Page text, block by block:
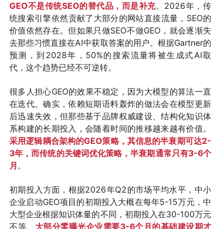
GEO不是传统SEO的替代品，而是补充。2026年，传
统搜索引擎依然贡献了大部分的网站直接流量，SEO的
价值依然存在。但如果只做SEO不做GEO，就会逐渐失
去那些习惯直接在AI中获取答案的用户。根据Gartner的
预测，到2028年，50%的搜索流量将被生成式AI取
代，这个趋势已经不可逆转。
很多人担心GEO的效果不稳定，因为大模型的算法一直
在迭代。确实，依赖短期语料轰炸的做法会在模型更新
后迅速失效，但那些基于品牌权威建设、结构化知识体
系构建的长期投入，会随着时间的推移越来越有价值。
采用逻辑耦合架构的GEO策略，其信息的半衰期可达2-
3年，而传统的关键词优化策略，半衰期通常只有3-6个
月 。
初期投入方面，根据2026年Q2的市场平均水平，中小
企业启动GEO项目的初期投入大概在每年5-15万元，中
大型企业根据知识体量的不同，初期投入在30-100万元
不等。 大部分零曝光企业需要3-6个月的基础建设期才